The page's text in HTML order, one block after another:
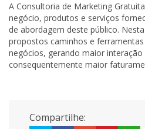
A Consultoria de Marketing
negócio, produtos e serviços
de abordagem deste público.
propostos caminhos e
negócios, gerando maior
consequentemente maior
Compartilhe: